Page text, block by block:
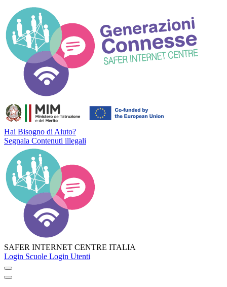
Hai Bisogno di Aiuto?
Segnala Contenuti illegali
SAFER INTERNET CENTRE ITALIA
Login Scuole Login Utenti